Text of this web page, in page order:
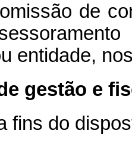
de
entidade,
gestão e
fins do